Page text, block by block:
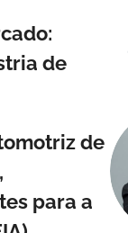
de
de
para a